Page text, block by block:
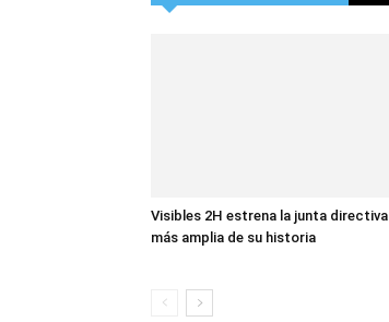
Visibles 2H estrena la junta directiva
más amplia de su historia